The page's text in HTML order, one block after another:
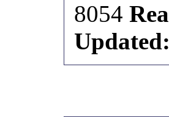
8054
Updated: